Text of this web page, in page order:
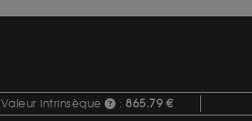
Valeur intrinsèque :865.79 €